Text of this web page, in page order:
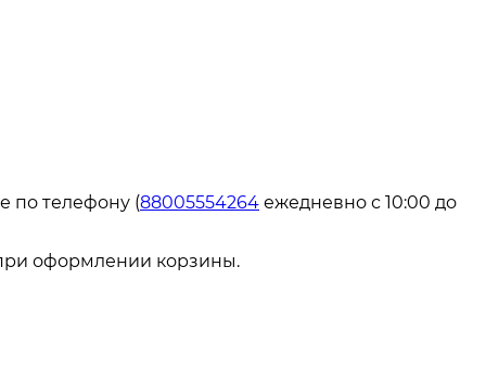
по телефону (88005554264 ежедневно с 10:00 до
оформлении корзины.